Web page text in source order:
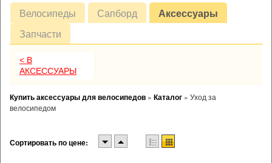
Велосипеды Сапборд
Аксессуары
Запчасти
< В
АКСЕССУАРЫ
Купить аксессуары для велосипедов » Каталог » Уход за
велосипедом
Сортировать по цене: